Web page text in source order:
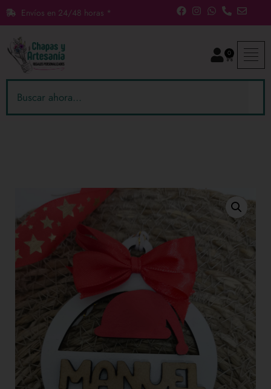
Envíos en 24/48 horas *
0